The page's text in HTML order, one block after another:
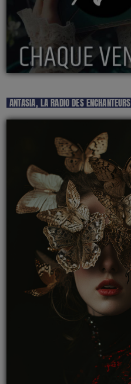
ANTASIA, LA RADIO DES ENCHANTEURS